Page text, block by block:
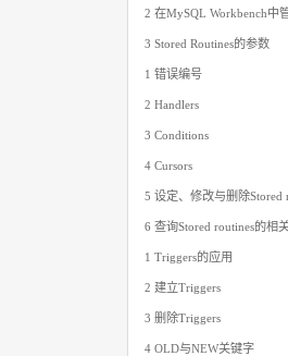
2 在MySQL Workbench中
3 Stored Routines的参数
1 错误编号
2 Handlers
3 Conditions
4 Cursors
5 设定、修改与删除Stored
6 查询Stored routines的相
1 Triggers的应用
2 建立Triggers
3 删除Triggers
4 OLD与NEW关键字